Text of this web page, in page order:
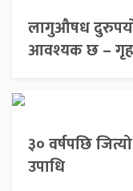
लागुऔषध
आवश्यक छ –
३० वर्षपछि
उपाधि